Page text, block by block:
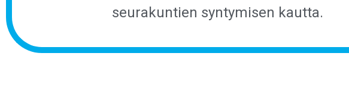
seurakuntien syntymisen kautta.